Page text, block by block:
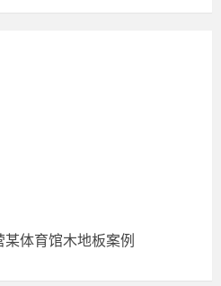
体育馆木地板案例